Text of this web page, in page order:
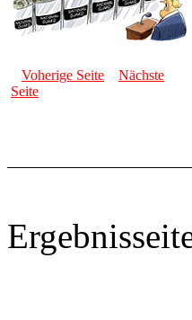
Voherige Seite
Nächste
Seite